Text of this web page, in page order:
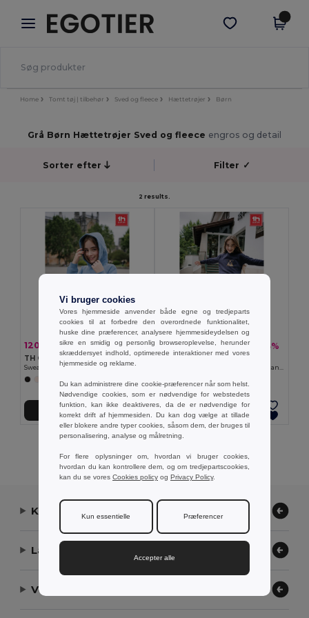
× Egotier-app
Bedre priser i appen!
Hent app
Home Tomt tøj | tilbehør Sved og fleece Hættetrøjer Børn
Grå Børn Hættetrøjer Sved og fleece engros og detail
Sorter efter Filter ✓
2 results.
120,62 kr188,50 kr -36%
TH Clothes 30174
Sweatshirt for kids (unisex)
+8 Farver
104,40 kr134,88 kr -23%
Kid's sweatshirt in recycled cotton and polyester
+4 Farver
Kontakt os
Lad os hjælpe
Vores virksomhed
Vi bruger cookies
Vores hjemmeside anvender både egne og tredjeparts
cookies til at forbedre den overordnede funktionalitet,
huske dine præferencer, analysere hjemmesideydelsen og
sikre en smidig og personlig browseroplevelse, herunder
skræddersyet indhold, optimerede interaktioner med vores
hjemmeside og reklame.
Du kan administrere dine cookie-præferencer når som helst.
Nødvendige cookies, som er nødvendige for webstedets
funktion, kan ikke deaktiveres, da de er nødvendige for
korrekt drift af hjemmesiden. Du kan dog vælge at tillade
eller blokere andre typer cookies, såsom dem, der bruges til
personalisering, analyse og målretning.
For flere oplysninger om, hvordan vi bruger cookies,
hvordan du kan kontrollere dem, og om tredjepartscookies,
kan du se vores Cookies policy og Privacy Policy.
Kun essentielle Præferencer
Accepter alle